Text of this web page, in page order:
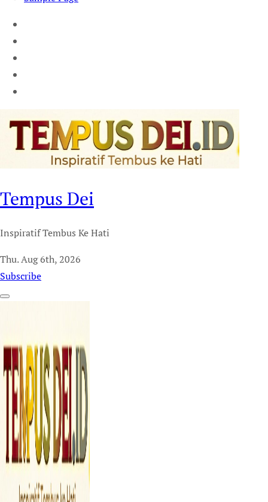
Tempus Dei
Inspiratif Tembus Ke Hati
Thu. Aug 6th, 2026
Subscribe